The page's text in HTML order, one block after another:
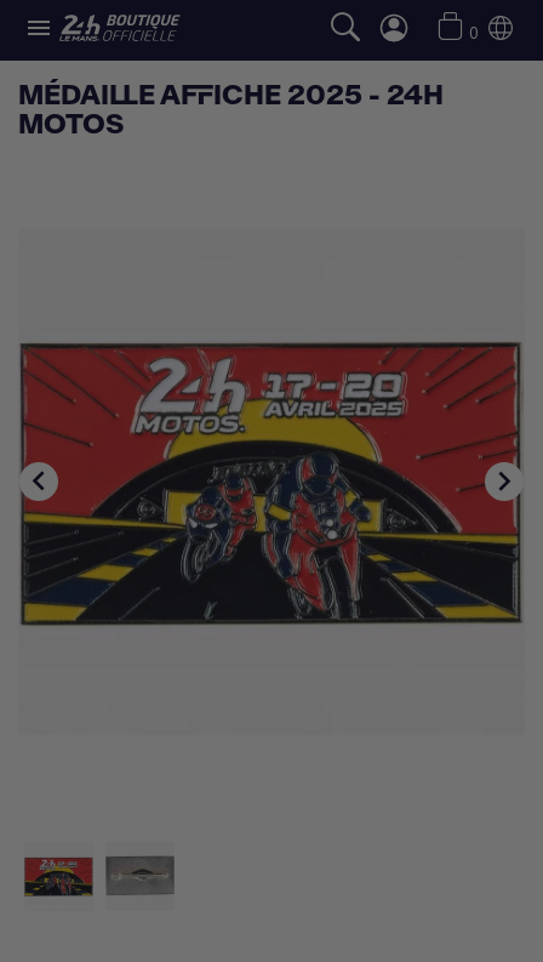
 0
MÉDAILLE AFFICHE 2025 - 24H
MOTOS
 